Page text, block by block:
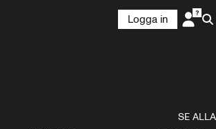
Logga in
SE ALLA